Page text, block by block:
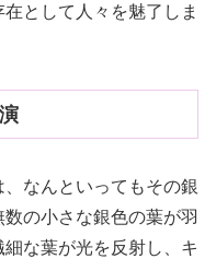
として人々を魅了しま
なんといってもその銀
の小さな銀色の葉が羽
な葉が光を反射し、キ